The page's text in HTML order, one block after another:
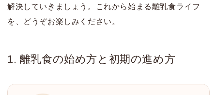
解決していきましょう。これから始まる離乳食ライフ
を、どうぞお楽しみください。
1. 離乳食の始め方と初期の進め方